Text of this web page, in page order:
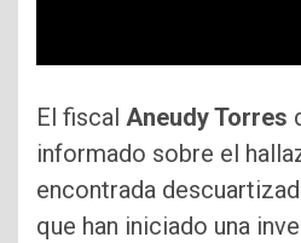
El fiscal Aneudy Torres
informado sobre el
encontrada
que han iniciado una